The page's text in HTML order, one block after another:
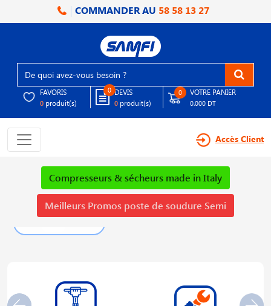
COMMANDER AU 58 58 13 27
FAVORIS
0 produit(s)
0 DEVIS
0 produit(s)
0 VOTRE PANIER
0.000 DT
Accès Client
Compresseurs & sécheurs made in Italy
Meilleurs Promos poste de soudure Semi